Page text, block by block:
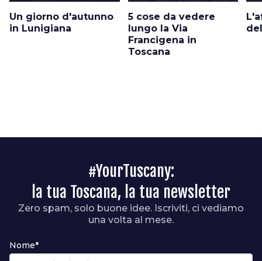
Un giorno d'autunno
in Lunigiana
5 cose da vedere
lungo la Via
Francigena in
Toscana
#YourTuscany:
la tua Toscana, la tua newsletter
Zero spam, solo buone idee. Iscriviti, ci vediamo
una volta al mese.
Nome*